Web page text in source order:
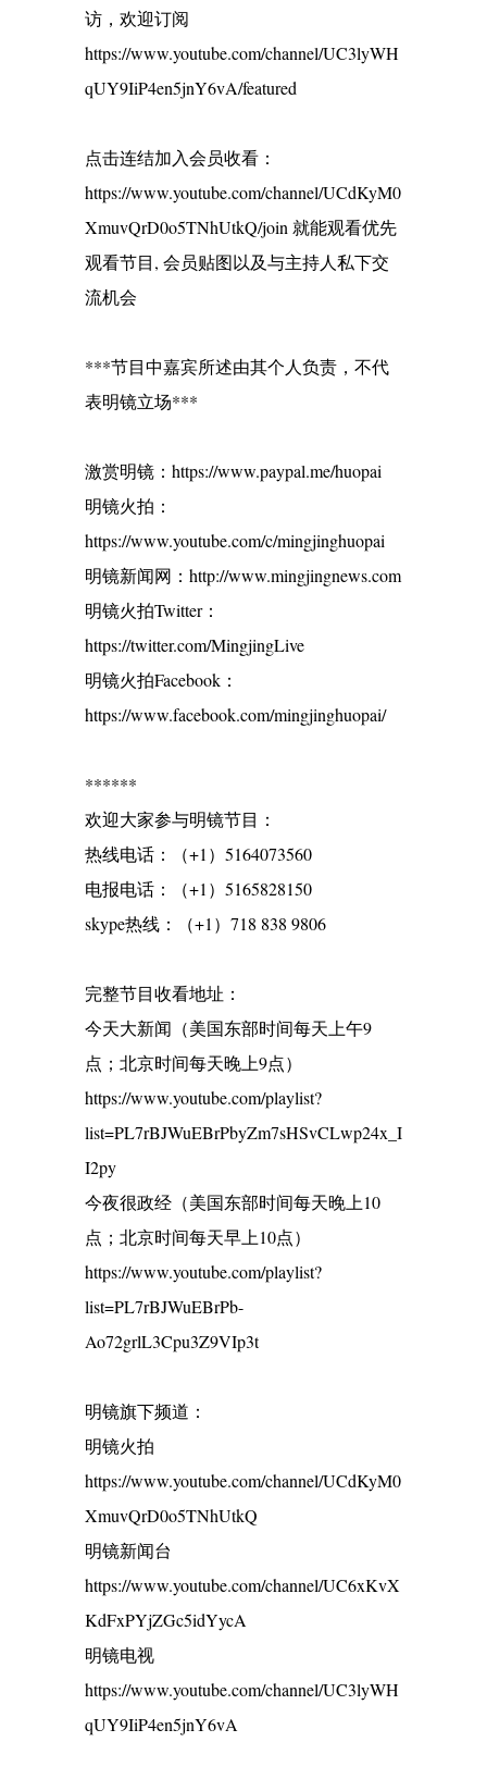
访，欢迎订阅
https://www.youtube.com/channel/UC3lyWH
qUY9IiP4en5jnY6vA/featured
点击连结加入会员收看：
https://www.youtube.com/channel/UCdKyM0
XmuvQrD0o5TNhUtkQ/join 就能观看优先
观看节目, 会员贴图以及与主持人私下交
流机会
***节目中嘉宾所述由其个人负责，不代
表明镜立场***
激赏明镜：https://www.paypal.me/huopai
明镜火拍：
https://www.youtube.com/c/mingjinghuopai
明镜新闻网：http://www.mingjingnews.com
明镜火拍Twitter：
https://twitter.com/MingjingLive
明镜火拍Facebook：
https://www.facebook.com/mingjinghuopai/
******
欢迎大家参与明镜节目：
热线电话：（+1）5164073560
电报电话：（+1）5165828150
skype热线：（+1）718 838 9806
完整节目收看地址：
今天大新闻（美国东部时间每天上午9
点；北京时间每天晚上9点）
https://www.youtube.com/playlist?
list=PL7rBJWuEBrPbyZm7sHSvCLwp24x_I
I2py
今夜很政经（美国东部时间每天晚上10
点；北京时间每天早上10点）
https://www.youtube.com/playlist?
list=PL7rBJWuEBrPb-
Ao72grlL3Cpu3Z9VIp3t
明镜旗下频道：
明镜火拍
https://www.youtube.com/channel/UCdKyM0
XmuvQrD0o5TNhUtkQ
明镜新闻台
https://www.youtube.com/channel/UC6xKvX
KdFxPYjZGc5idYycA
明镜电视
https://www.youtube.com/channel/UC3lyWH
qUY9IiP4en5jnY6vA